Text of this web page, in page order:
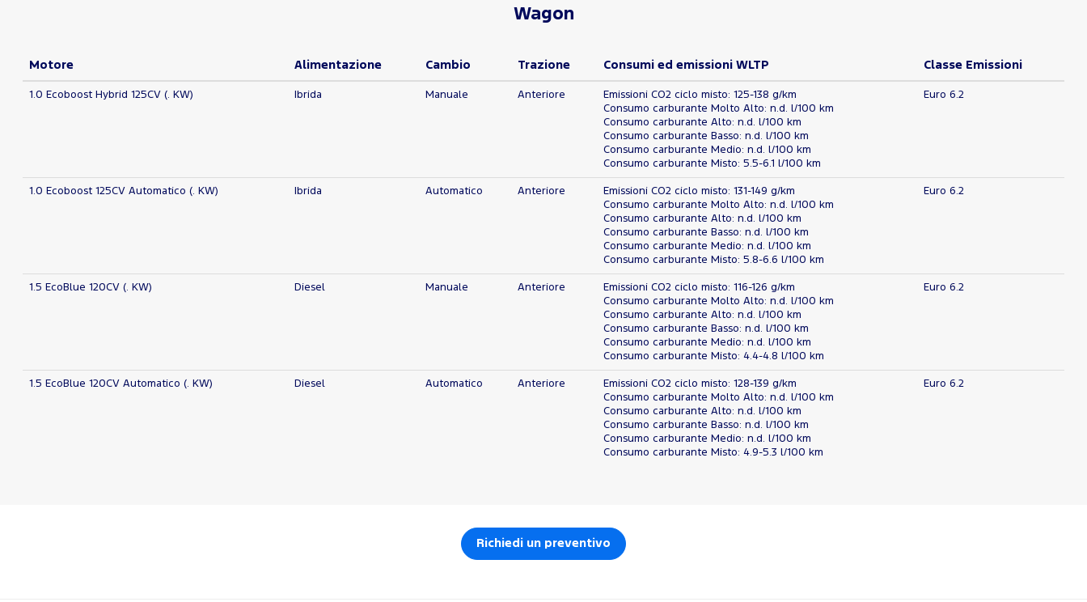
Wagon
Motore Alimentazione Cambio Trazione Consumi ed emissioni WLTP Classe Emissioni
1.0 Ecoboost Hybrid 125CV (. KW) Ibrida Manuale Anteriore
Emissioni CO2 ciclo misto: 125-138 g/km
Consumo carburante Molto Alto: n.d. l/100 km
Consumo carburante Alto: n.d. l/100 km
Consumo carburante Basso: n.d. l/100 km
Consumo carburante Medio: n.d. l/100 km
Consumo carburante Misto: 5.5-6.1 l/100 km
Euro 6.2
1.0 Ecoboost 125CV Automatico (. KW) Ibrida Automatico Anteriore
Emissioni CO2 ciclo misto: 131-149 g/km
Consumo carburante Molto Alto: n.d. l/100 km
Consumo carburante Alto: n.d. l/100 km
Consumo carburante Basso: n.d. l/100 km
Consumo carburante Medio: n.d. l/100 km
Consumo carburante Misto: 5.8-6.6 l/100 km
Euro 6.2
1.5 EcoBlue 120CV (. KW) Diesel Manuale Anteriore
Emissioni CO2 ciclo misto: 116-126 g/km
Consumo carburante Molto Alto: n.d. l/100 km
Consumo carburante Alto: n.d. l/100 km
Consumo carburante Basso: n.d. l/100 km
Consumo carburante Medio: n.d. l/100 km
Consumo carburante Misto: 4.4-4.8 l/100 km
Euro 6.2
1.5 EcoBlue 120CV Automatico (. KW) Diesel Automatico Anteriore
Emissioni CO2 ciclo misto: 128-139 g/km
Consumo carburante Molto Alto: n.d. l/100 km
Consumo carburante Alto: n.d. l/100 km
Consumo carburante Basso: n.d. l/100 km
Consumo carburante Medio: n.d. l/100 km
Consumo carburante Misto: 4.9-5.3 l/100 km
Euro 6.2
Richiedi un preventivo